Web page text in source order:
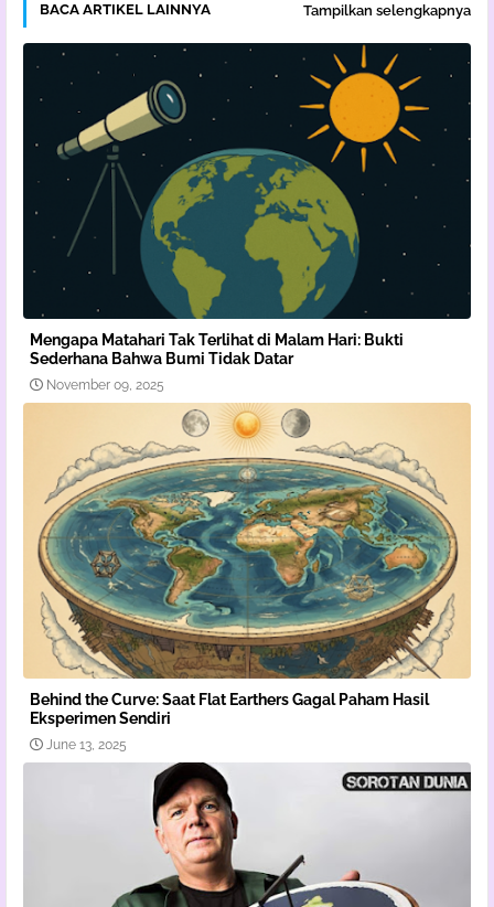
BACA ARTIKEL LAINNYA Tampilkan selengkapnya
Mengapa Matahari Tak Terlihat di Malam Hari: Bukti
Sederhana Bahwa Bumi Tidak Datar
November 09, 2025
Behind the Curve: Saat Flat Earthers Gagal Paham Hasil
Eksperimen Sendiri
June 13, 2025